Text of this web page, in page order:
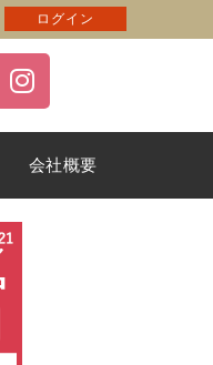
会社概要
ログイン